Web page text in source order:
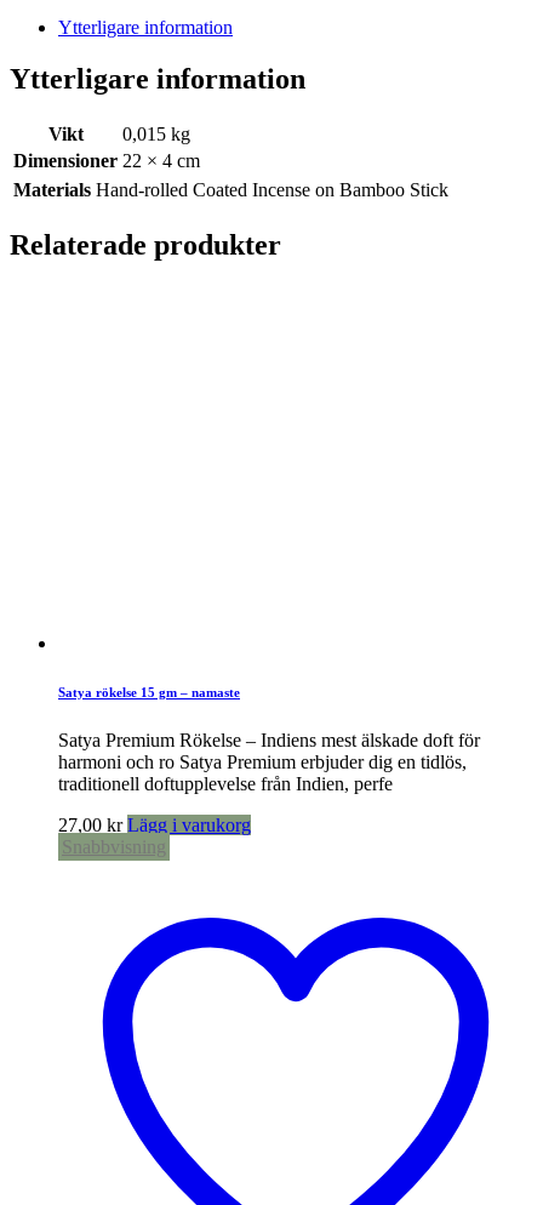
Ytterligare information
Ytterligare information
Vikt
0,015 kg
Dimensioner 22 × 4 cm
Materials Hand-rolled Coated Incense on Bamboo Stick
Relaterade produkter
Satya rökelse 15 gm – namaste
Satya Premium Rökelse – Indiens mest älskade doft för
harmoni och ro Satya Premium erbjuder dig en tidlös,
traditionell doftupplevelse från Indien, perfe
27,00 kr Lägg i varukorg
Snabbvisning